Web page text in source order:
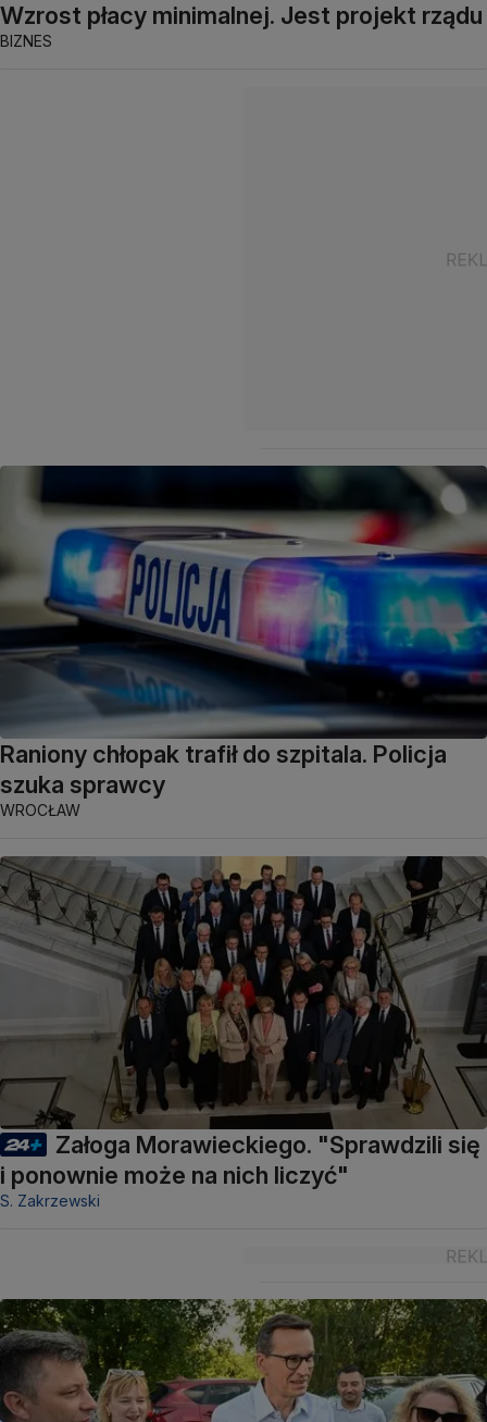
Wzrost płacy minimalnej. Jest projekt rządu
BIZNES
Raniony chłopak trafił do szpitala. Policja
szuka sprawcy
WROCŁAW
Załoga Morawieckiego. "Sprawdzili się
i ponownie może na nich liczyć"
S. Zakrzewski